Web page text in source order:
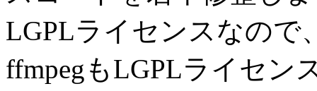
LGPLライセンスなので
ffmpegもLGPLライセン